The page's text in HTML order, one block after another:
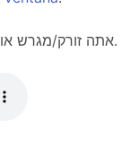
אתה זורק/מגרש אותו מהדלת, נכנס מהחלון.